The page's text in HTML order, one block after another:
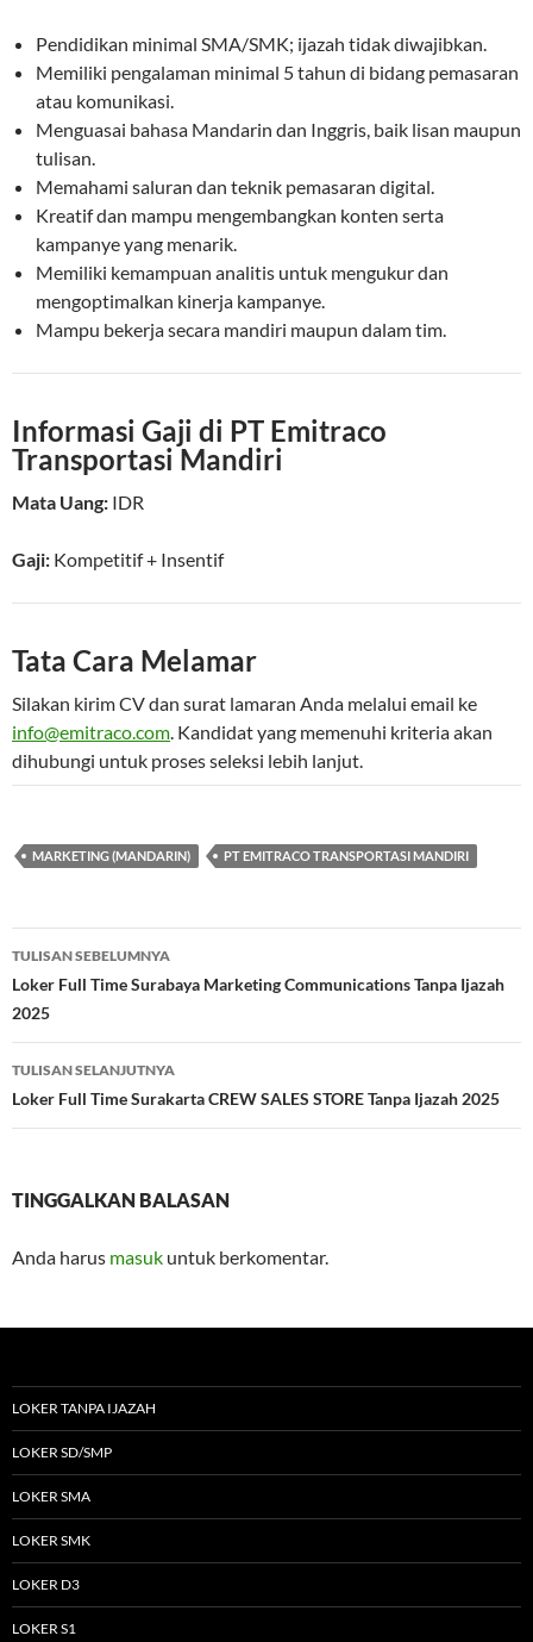
Pendidikan minimal SMA/SMK; ijazah tidak diwajibkan.
Memiliki pengalaman minimal 5 tahun di bidang pemasaran
atau komunikasi.
Menguasai bahasa Mandarin dan Inggris, baik lisan maupun
tulisan.
Memahami saluran dan teknik pemasaran digital.
Kreatif dan mampu mengembangkan konten serta
kampanye yang menarik.
Memiliki kemampuan analitis untuk mengukur dan
mengoptimalkan kinerja kampanye.
Mampu bekerja secara mandiri maupun dalam tim.
Informasi Gaji di PT Emitraco
Transportasi Mandiri
Mata Uang: IDR
Gaji: Kompetitif+ Insentif
Tata Cara Melamar
Silakan kirim CV dan surat lamaran Anda melalui email ke
info@emitraco.com. Kandidat yang memenuhi kriteria akan
dihubungi untuk proses seleksi lebih lanjut.
MARKETING (MANDARIN) PT EMITRACO TRANSPORTASI MANDIRI
Navigasi
Tulisan
TULISAN SEBELUMNYA
Loker Full Time Surabaya Marketing Communications Tanpa Ijazah
2025
TULISAN SELANJUTNYA
Loker Full Time Surakarta CREW SALES STORE Tanpa Ijazah 2025
TINGGALKAN BALASAN
Anda harus masuk untuk berkomentar.
LOKER TANPA IJAZAH
LOKER SD/SMP
LOKER SMA
LOKER SMK
LOKER D3
LOKER S1